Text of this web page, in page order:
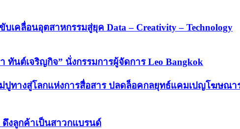
เคลื่อนอุตสาหกรรมสู่ยุค Data – Creativity – Technology
ทันต์เจริญกิจ” นั่งกรรมการผู้จัดการ Leo Bangkok
ทางสู่โลกแห่งการสื่อสาร ปลดล็อคกลยุทธ์แคมเปญโฆษณา
ดึงลูกค้าเป็นสาวกแบรนด์